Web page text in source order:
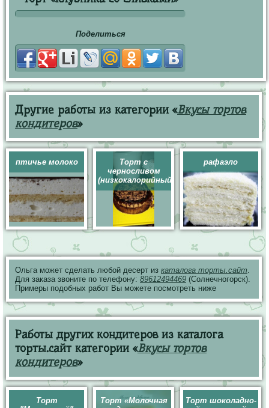
Поделиться
Другие работы из категории «Вкусы тортов
кондитеров»
птичье молоко
Торт с
черносливом
(низкокалорийный)
рафаэло
Ольга может сделать любой десерт из каталога торты.сайт
Для заказа звоните по телефону: 89612494469 (Солнечногорск).
Примеры подобных работ Вы можете посмотреть ниже
Работы других кондитеров из каталога
торты.сайт категории «Вкусы тортов
кондитеров»
Торт
Торт «Молочная
Торт шоколадно-